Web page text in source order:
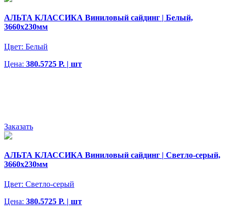
АЛЬТА КЛАССИКА Виниловый сайдинг | Белый,
3660х230мм
Цвет: Белый
Цена: 380.5725 Р. | шт
Заказать
АЛЬТА КЛАССИКА Виниловый сайдинг | Светло-серый,
3660х230мм
Цвет: Светло-серый
Цена: 380.5725 Р. | шт